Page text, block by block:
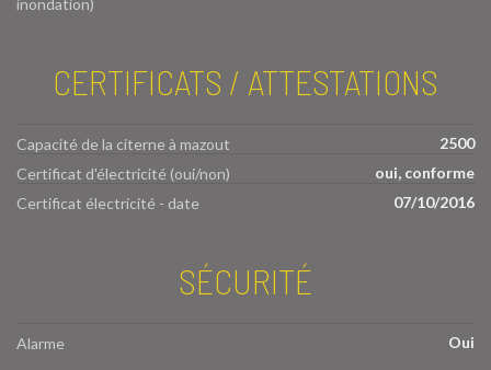
inondation)
CERTIFICATS / ATTESTATIONS
Capacité de la citerne à mazout
2500
Certificat d'électricité (oui/non)
oui, conforme
Certificat électricité - date
07/10/2016
SÉCURITÉ
Alarme Oui